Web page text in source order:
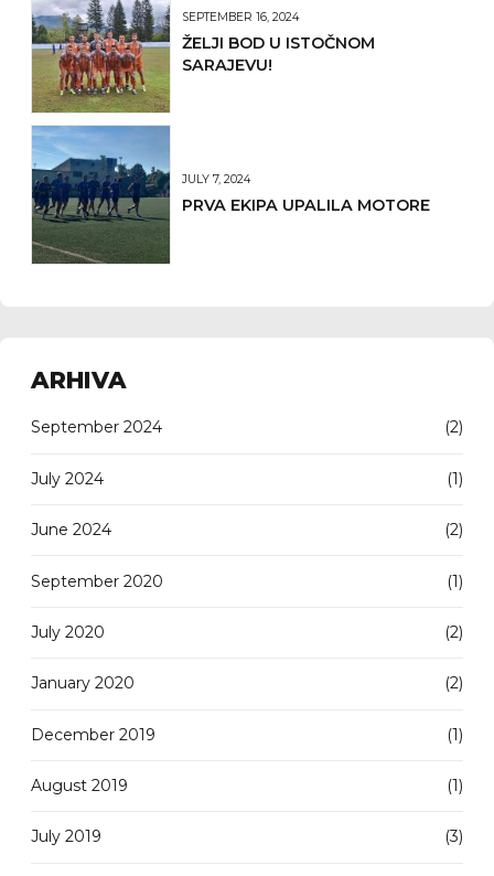
SEPTEMBER 16, 2024
ŽELJI BOD U ISTOČNOM
SARAJEVU!
JULY 7, 2024
PRVA EKIPA UPALILA MOTORE
ARHIVA
September 2024 (2)
July 2024 (1)
June 2024 (2)
September 2020 (1)
July 2020 (2)
January 2020 (2)
December 2019 (1)
August 2019 (1)
July 2019 (3)